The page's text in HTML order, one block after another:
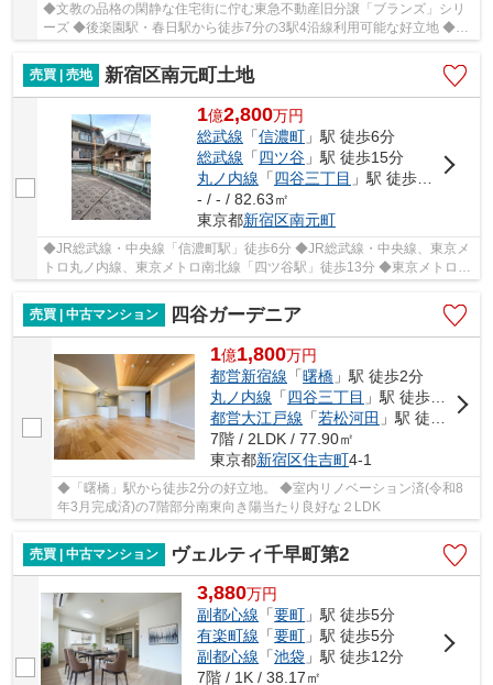
◆文教の品格の閑静な住宅街に佇む東急不動産旧分譲「ブランズ」シリ
ーズ ◆後楽園駅・春日駅から徒歩7分の3駅4沿線利用可能な好立地 ◆南
売買 | 売地
新宿区南元町土地
1億2,800万円
総武線 「信濃町」駅 徒歩6分
総武線 「四ツ谷」駅 徒歩15分
丸ノ内線 「四谷三丁目 」駅 徒歩14分
- / - / 82.63㎡
東京都新宿区南元町
◆JR総武線・中央線「信濃町駅」徒歩6分 ◆JR総武線・中央線、東京メ
トロ丸ノ内線、東京メトロ南北線「四ツ谷駅」徒歩13分 ◆東京メトロ丸
ノ内線「四谷三丁目駅」徒歩13分 ◆都営大江戸線...
売買 | 中古マンション
四谷ガーデニア
1億1,800万円
都営新宿線 「曙橋 」駅 徒歩2分
丸ノ内線 「四谷三丁目 」駅 徒歩9分
都営大江戸線 「若松河田 」駅 徒歩13分
7階 / 2LDK / 77.90㎡
東京都新宿区住吉町4-1
◆「曙橋」駅から徒歩2分の好立地。 ◆室内リノベーション済(令和8
年3月完成済)の7階部分南東向き陽当たり良好な２LDK
売買 | 中古マンション ヴェルティ千早町第2
3,880万円
副都心線 「要町 」駅 徒歩5分
有楽町線 「要町 」駅 徒歩5分
副都心線 「池袋 」駅 徒歩12分
7階 / 1K / 38.17㎡